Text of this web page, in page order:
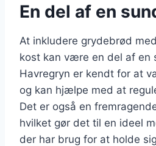
En del af en
At inkludere grydebrød
kost kan være en del af en
Havregryn er kendt for at
og kan hjælpe med at
Det er også en
hvilket gør det til en ideel
der har brug for at holde